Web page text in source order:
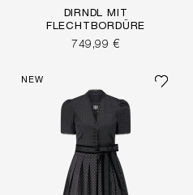
DIRNDL MIT
FLECHTBORDÜRE
749,99 €
NEW